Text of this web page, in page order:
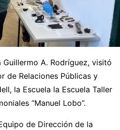
A. Rodríguez, visitó
de Relaciones Públicas y
la Escuela la Escuela Taller
“Manuel Lobo”.
de Dirección de la